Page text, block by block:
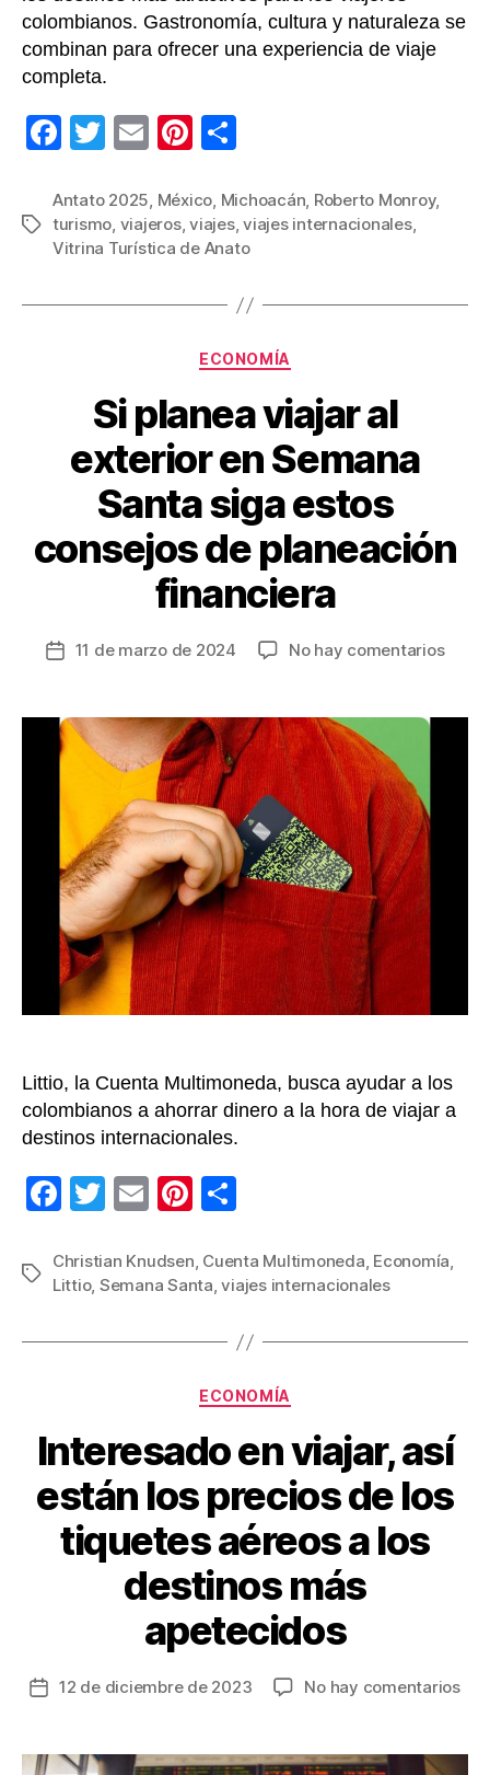
colombianos. Gastronomía, cultura y naturaleza se
combinan para ofrecer una experiencia de viaje
completa.
F
c
e
o
T
tt
er
E
ail
Pi
er
e
m
p
tir
Etiquetas
Antato 2025, México, Michoacán, Roberto Monroy,
turismo, viajeros,viajes,viajes internacionales,
Vitrina Turística de Anato
Categorías
ECONOMÍA
Si planea viajar al
exterior en Semana
Santa siga estos
consejos de planeación
financiera
Fecha
entrada
11 de marzo de 2024 No hay comentariosen
viajar
Littio, la Cuenta Multimoneda, busca ayudar a los
colombianos a ahorrar dinero a la hora de viajar a
destinos internacionales.
F
c
e
b
k
T
tt
er
E
ail
Pi
er
e
st
m
p
ar
Etiquetas
Christian Knudsen, Cuenta Multimoneda, Economía,
Littio, Semana Santa,viajes internacionales
Categorías
ECONOMÍA
Interesado en viajar, así
están los precios de los
tiquetes aéreos a los
destinos más
apetecidos
Fecha
entrada
12 de diciembre de 2023 No hay comentariosen